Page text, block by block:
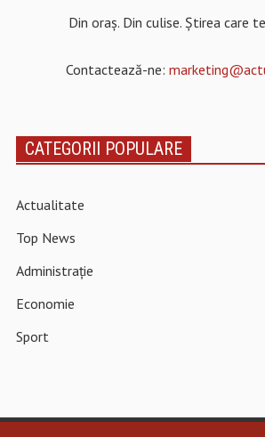
Din oraș. Din culise. Știrea care
Contactează-ne:
CATEGORII POPULARE
Actualitate
Top News
Administrație
Economie
Sport